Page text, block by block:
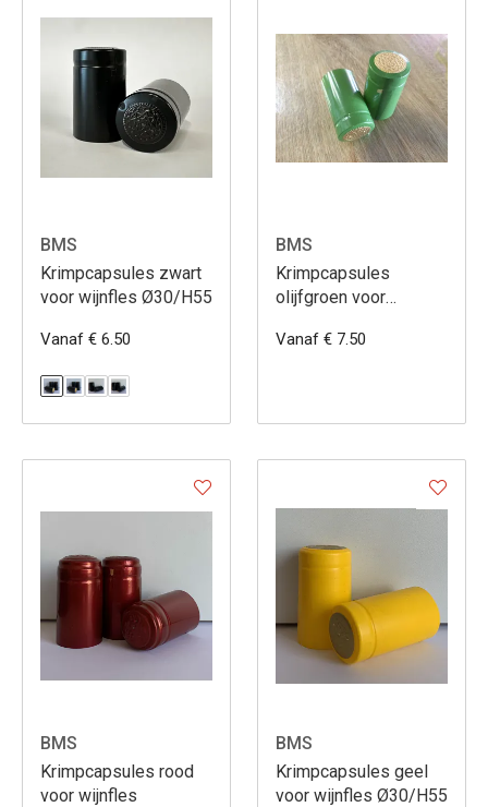
BMS
Krimpcapsules zwart
voor wijnfles Ø30/H55
Vanaf € 6.50
BMS
Krimpcapsules
olijfgroen voor
Vanaf € 7.50
BMS
Krimpcapsules rood
voor wijnfles
BMS
Krimpcapsules geel
voor wijnfles Ø30/H55